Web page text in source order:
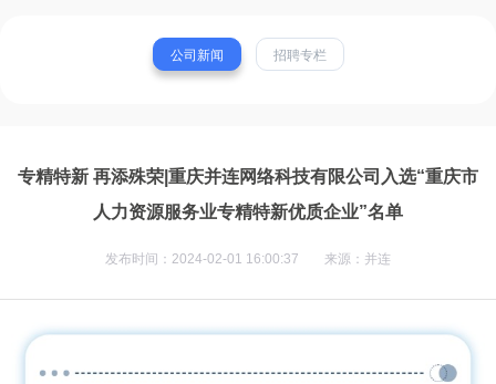
公司新闻 招聘专栏
专精特新 再添殊荣|重庆并连网络科技有限公司入选“重庆市
人力资源服务业专精特新优质企业”名单
发布时间：2024-02-01 16:00:37 来源：并连